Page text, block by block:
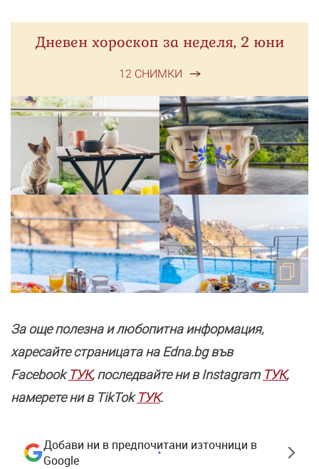
Дневен хороскоп за неделя, 2 юни
12 СНИМКИ
За още полезнa и любопитна информация,
харесайте страницата нa Edna.bg във
FacebookТУК, последвайте ни в Instagram ТУК,
намерете ни в TikTokТУК.
Добави ни в предпочитани източници в
Google